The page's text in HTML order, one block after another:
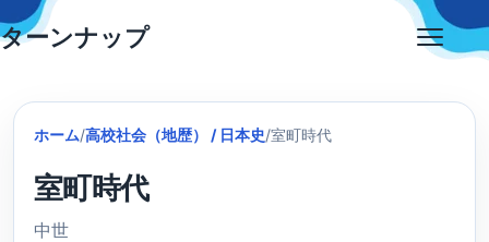
Skip
to
ターンナップ
ホーム/高校社会（地歴） / 日本史/室町時代
室町時代
中世